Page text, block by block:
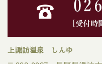
上諏訪温泉 しんゆ